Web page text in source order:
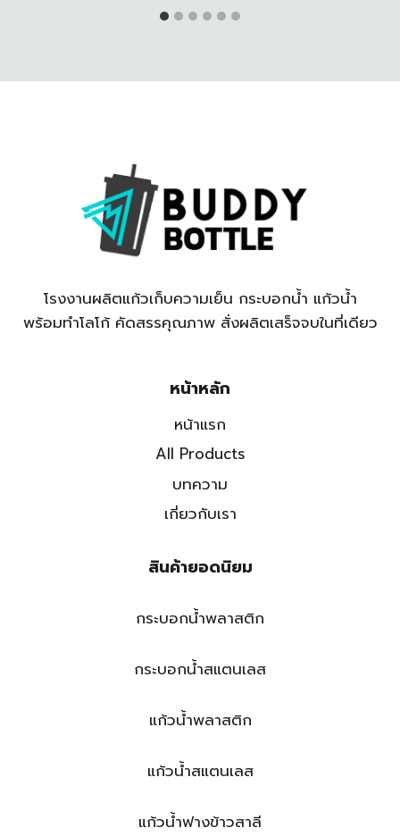
โรงงานผลิตแก้วเก็บความเย็น กระบอกน้ำ แก้วน้ำ
พร้อมทำโลโก้ คัดสรรคุณภาพ สั่งผลิตเสร็จจบในที่เดียว
หน้าหลัก
หน้าแรก
All Products
บทความ
เกี่ยวกับเรา
สินค้ายอดนิยม
กระบอกน้ำพลาสติก
กระบอกน้ำสแตนเลส
แก้วน้ำพลาสติก
แก้วน้ำสแตนเลส
แก้วน้ำฟางข้าวสาลี